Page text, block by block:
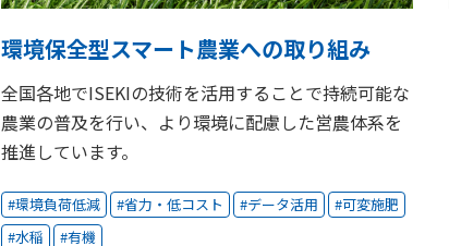
環境保全型スマート農業への取り組み
全国各地でISEKIの技術を活用することで持続可能な
農業の普及を行い、より環境に配慮した営農体系を
推進しています。
環境負荷低減 省力・低コスト データ活用
可変施肥
水稲
有機